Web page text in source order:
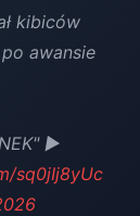
kibiców
awansie
▶️
sq0jIj8yUc